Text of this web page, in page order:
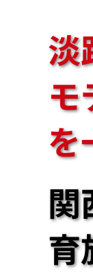
淡
モ
を
関
育